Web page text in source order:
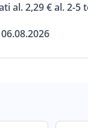
al. 2,29 € al. 2-5